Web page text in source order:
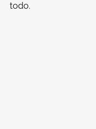
todo.